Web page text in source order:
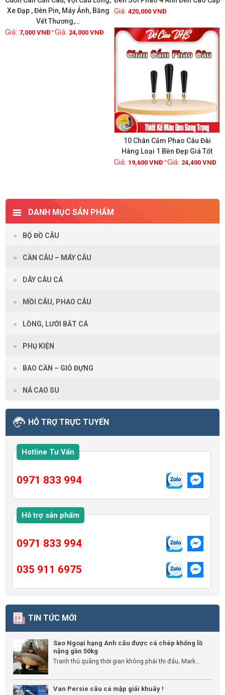
Xem chi tiết
Xe Đạp , Đèn Pin, Máy Ảnh, Băng
Vết Thương,…
7,000 VNĐ– 24,000 VNĐ Xem chi tiết
420,000 VNĐ
GIẢM GIÁ!
10 Chân Cắm Phao Câu Đài
Hàng Loại 1 Bền Đẹp Giá Tốt
19,600 VNĐ– 24,400 VNĐ
DANH MỤC SẢN PHẨM
BỘ ĐỒ CÂU
CẦN CÂU – MÁY CÂU
DÂY CÂU CÁ
MỒI CÂU, PHAO CÂU
LỒNG, LƯỚI BẮT CÁ
PHỤ KIỆN
BAO CẦN – GIỎ ĐỰNG
NÁ CAO SU
HỖ TRỢ TRỰC TUYẾN
Hotline Tư Vấn
0971 833 994
Hỗ trợ sản phẩm
0971 833 994
035 911 6975
TIN TỨC MỚI
Sao Ngoại hạng Anh câu được cá chép khổng lồ
nặng gần 50kg
Tranh thủ quãng thời gian không phải thi đấu, Mark...
Van Persie câu cá mập giải khuây !